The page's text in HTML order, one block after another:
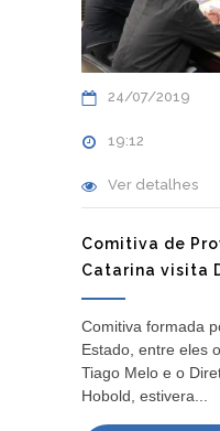
24/07/2019
19:12
Ver detalhes
Comitiva de
Catarina visita
Comitiva formada
Estado, entre eles
Tiago Melo e o
Hobold, estivera...